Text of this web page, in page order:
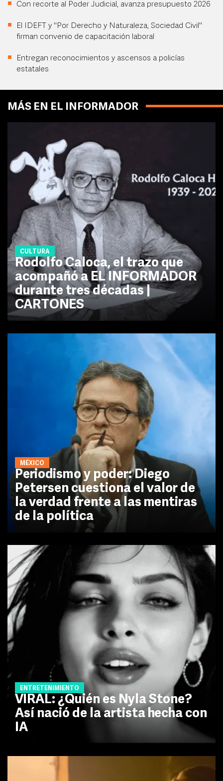
Con recorte al Poder Judicial, avanza presupuesto 2026
El IDEFT y "Por Derecho y Naturaleza, Sociedad Civil"
firman convenio de capacitación laboral
Entregan reconocimientos y ascensos a policías
estatales
MÁS EN EL INFORMADOR
CULTURA
Rodolfo Caloca, el trazo que
acompañó a EL INFORMADOR
durante tres décadas |
CARTONES
MÉXICO
Periodismo y poder: Diego
Petersen cuestiona el valor de
la verdad frente a las mentiras
de la política
ENTRETENIMIENTO
VIRAL: ¿Quién es Nyla Stone?
Así nació de la artista hecha con
IA